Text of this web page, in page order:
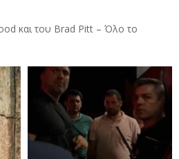
και του Brad Pitt – Όλο το